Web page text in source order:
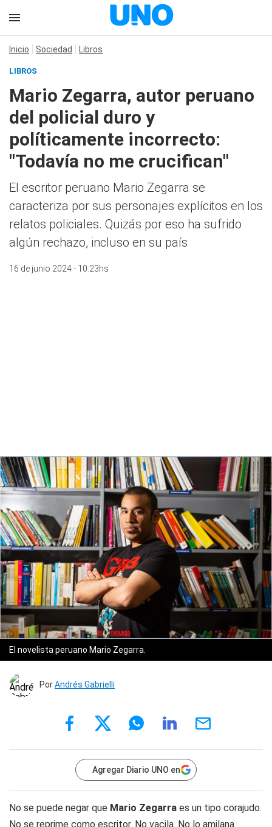
Inicio Sociedad Libros
LIBROS
Mario Zegarra, autor peruano
del policial duro y
políticamente incorrecto:
"Todavía no me crucifican"
El escritor peruano Mario Zegarra se
caracteriza por sus personajes explícitos en los
relatos policiales. Quizás por eso ha sufrido
algún rechazo, incluso en su país
16 de junio 2024 - 10:23hs
El novelista peruano Mario Zegarra.
PorAndrés Gabrielli
Agregar Diario UNO en
No se puede negar que Mario Zegarra es un tipo corajudo.
No se reprime como escritor. No vacila. No lo amilana